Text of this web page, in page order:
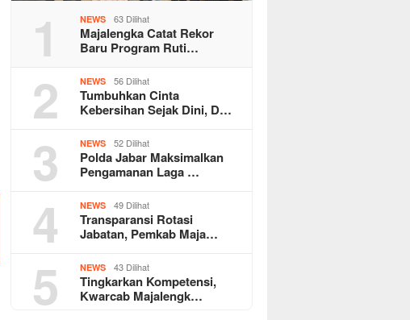
1 NEWS 63 Dilihat
Majalengka Catat Rekor
Baru Program Ruti…
2 NEWS 56 Dilihat
Tumbuhkan Cinta
Kebersihan Sejak Dini, D…
3 NEWS 52 Dilihat
Polda Jabar Maksimalkan
Pengamanan Laga …
4 NEWS 49 Dilihat
Transparansi Rotasi
Jabatan, Pemkab Maja…
5 NEWS 43 Dilihat
Tingkarkan Kompetensi,
Kwarcab Majalengk…